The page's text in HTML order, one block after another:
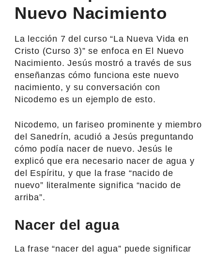
Nuevo Nacimiento
La lección 7 del curso “La Nueva Vida en
Cristo (Curso 3)” se enfoca en El Nuevo
Nacimiento. Jesús mostró a través de sus
enseñanzas cómo funciona este nuevo
nacimiento, y su conversación con
Nicodemo es un ejemplo de esto.
Nicodemo, un fariseo prominente y miembro
del Sanedrín, acudió a Jesús preguntando
cómo podía nacer de nuevo. Jesús le
explicó que era necesario nacer de agua y
del Espíritu, y que la frase “nacido de
nuevo” literalmente significa “nacido de
arriba”.
Nacer del agua
La frase “nacer del agua” puede significar